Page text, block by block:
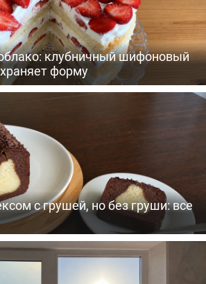
клубничный шифоновый
форму
с грушей, но без груши: все